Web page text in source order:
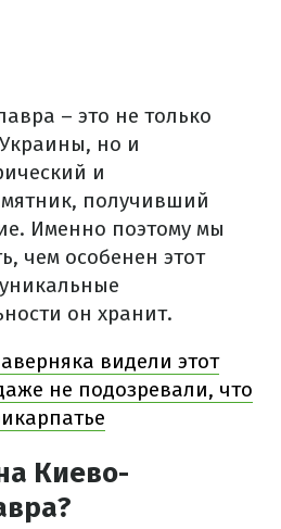
– это не только
но и
и
получивший
Именно поэтому мы
чем особенен этот
он хранит.
видели этот
не подозревали, что
Киево-